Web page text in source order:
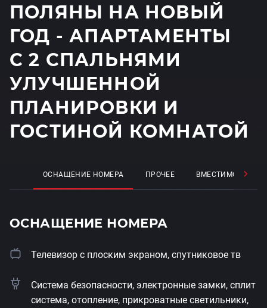
ПОЛЯНЫ НА НОВЫЙ
ГОД - АПАРТАМЕНТЫ
С 2 СПАЛЬНЯМИ
УЛУЧШЕННОЙ
ПЛАНИРОВКИ И
ГОСТИНОЙ КОМНАТОЙ
ОСНАЩЕНИЕ НОМЕРА ПРОЧЕЕ ВМЕСТИМОСТЬ
ОСНАЩЕНИЕ НОМЕРА
Телевизор с плоским экраном, спутниковое тв
Система безопасности, электронные замки, сплит
система, отопление, прикроватные светильники,